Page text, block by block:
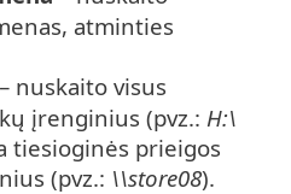
atminties
– nuskaito visus
įrenginius (pvz.: H:\
tiesioginės prieigos
(pvz.: \\store08).